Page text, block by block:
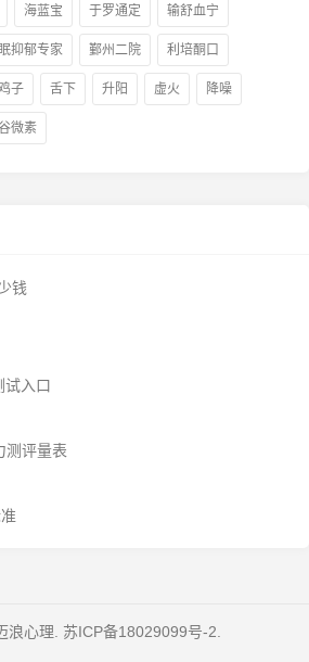
海蓝宝 于罗通定 输舒血宁
抑郁专家 鄞州二院 利培酮口
子 舌下 升阳 虚火 降噪
微素
钱
试入口
测评量表
浪心理. 苏ICP备18029099号-2.